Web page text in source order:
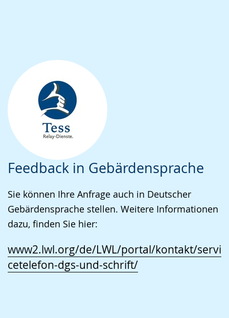
Feedback in Gebärdensprache
Sie können Ihre Anfrage auch in Deutscher
Gebärdensprache stellen. Weitere Informationen
dazu, finden Sie hier:
www2.lwl.org/de/LWL/portal/kontakt/servi
cetelefon-dgs-und-schrift/